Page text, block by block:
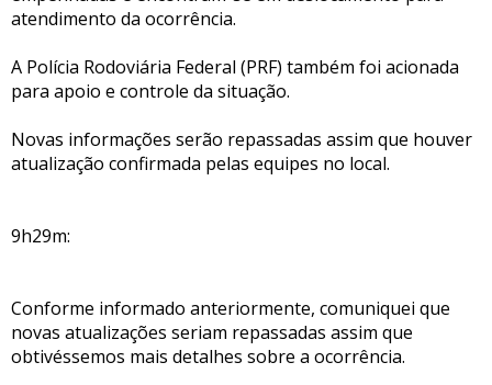
atendimento da ocorrência.
A Polícia Rodoviária Federal (PRF) também foi acionada
para apoio e controle da situação.
Novas informações serão repassadas assim que houver
atualização confirmada pelas equipes no local.
9h29m:
Conforme informado anteriormente, comuniquei que
novas atualizações seriam repassadas assim que
obtivéssemos mais detalhes sobre a ocorrência.